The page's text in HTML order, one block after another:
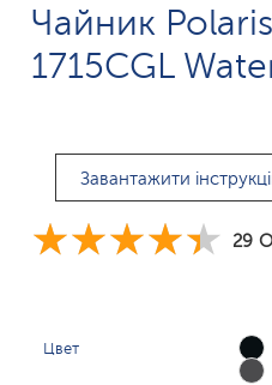
Чайник
1715CGL
Завантажити
29
Цвет